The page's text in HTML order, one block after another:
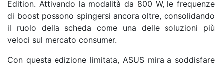
Edition. Attivando la modalità da 800 W, le frequenze
di boost possono spingersi ancora oltre, consolidando
il ruolo della scheda come una delle soluzioni più
veloci sul mercato consumer.
Con questa edizione limitata, ASUS mira a soddisfare